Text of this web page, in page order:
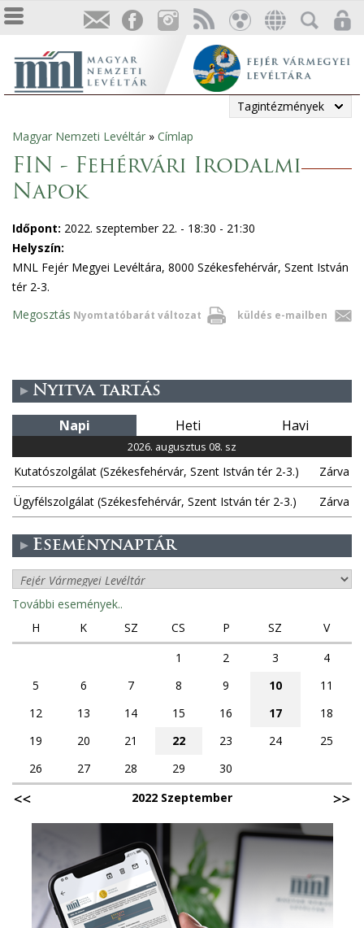
Tagintézmények
Jelenlegi
hely
Magyar Nemzeti Levéltár » Címlap
FIN - Fehérvári Irodalmi
Napok
Időpont: 2022. szeptember 22. - 18:30 - 21:30
Helyszín:
MNL Fejér Megyei Levéltára, 8000 Székesfehérvár, Szent István
tér 2-3.
Nyomtatóbarát változat küldés e-mailben
Megosztás
Nyitva tartás
Napi Heti Havi
2026. augusztus 08. sz
Kutatószolgálat (Székesfehérvár, Szent István tér 2-3.)
Zárva
Ügyfélszolgálat (Székesfehérvár, Szent István tér 2-3.)
Zárva
Eseménynaptár
További események..
H
K SZ CS P SZ
V
1
2 3
4
5
6 7 8 9 10
11
12
13 14 15 16 17
18
19
20 21 22 23 24
25
26
27 28 29
30
2022 Szeptember